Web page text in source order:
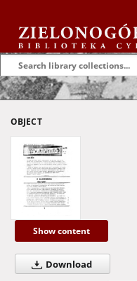
OBJECT
Show content
Download